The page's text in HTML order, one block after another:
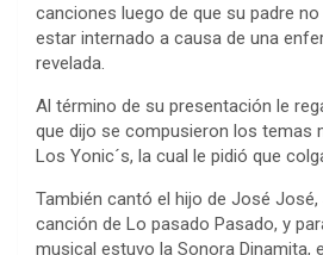
canciones luego de que su padre
estar internado a causa de una
revelada.
Al término de su presentación le
que dijo se compusieron los temas
Los Yonic´s, la cual le pidió que
También cantó el hijo de José José,
canción de Lo pasado Pasado, y
musical estuvo la Sonora Dinamita,